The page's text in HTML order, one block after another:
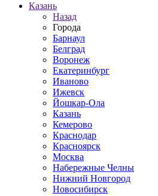
Казань
Назад
Города
Барнаул
Белград
Воронеж
Екатеринбург
Иваново
Ижевск
Йошкар-Ола
Казань
Кемерово
Краснодар
Красноярск
Москва
Набережные Челны
Нижний Новгород
Новосибирск